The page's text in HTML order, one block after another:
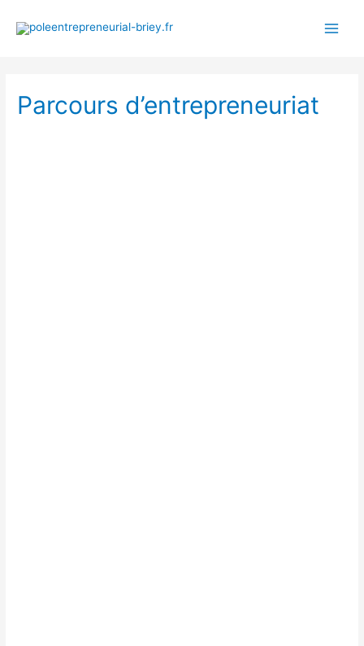
Parcours d’entrepreneuriat